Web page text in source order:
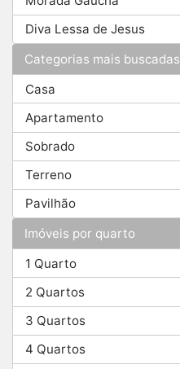
Diva Lessa de Jesus
Categorias mais buscadas
Casa
Apartamento
Sobrado
Terreno
Pavilhão
Imóveis por quarto
1 Quarto
2 Quartos
3 Quartos
4 Quartos